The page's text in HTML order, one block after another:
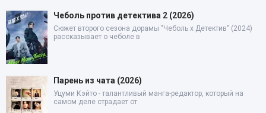
Чеболь против детектива 2 (2026)
Сюжет второго сезона дорамы "Чеболь x Детектив" (2024)
рассказывает о чеболе в
Парень из чата (2026)
Уцуми Кэйто - талантливый манга-редактор, который на
самом деле страдает от